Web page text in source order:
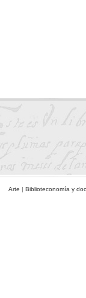
Arte | Biblioteconomía y